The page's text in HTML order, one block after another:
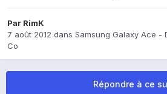
Par RimK
7 août 2012 dans Samsung Galaxy Ace -
Co
Répondre à ce